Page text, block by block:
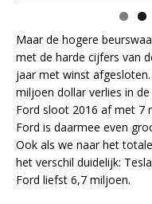
Maar de hogere
met de harde cijfers van
jaar met winst
miljoen dollar verlies in
Ford sloot 2016 af met 7
Ford is daarmee even
Ook als we naar het
het verschil duidelijk:
Ford liefst 6,7 miljoen.